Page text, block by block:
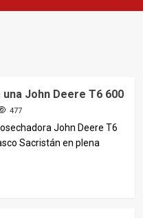
John Deere T6 600
477
John Deere T6
Sacristán en plena